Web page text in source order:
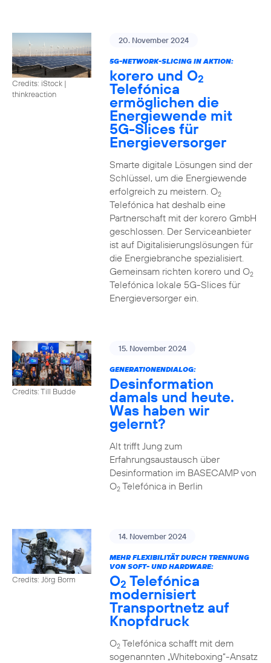
Credits: iStock |
thinkreaction
20. November 2024
5G-NETWORK-SLICING IN AKTION:
korero und O2
Telefónica
ermöglichen die
Energiewende mit
5G-Slices für
Energieversorger
Smarte digitale Lösungen sind der
Schlüssel, um die Energiewende
erfolgreich zu meistern. O2
Telefónica hat deshalb eine
Partnerschaft mit der korero GmbH
geschlossen. Der Serviceanbieter
ist auf Digitalisierungslösungen für
die Energiebranche spezialisiert.
Gemeinsam richten korero und O2
Telefónica lokale 5G-Slices für
Energieversorger ein.
Credits: Till Budde
15. November 2024
GENERATIONENDIALOG:
Desinformation
damals und heute.
Was haben wir
gelernt?
Alt trifft Jung zum
Erfahrungsaustausch über
Desinformation im BASECAMP von
O2Telefónica in Berlin
Credits: Jörg Borm
14. November 2024
MEHR FLEXIBILITÄT DURCH TRENNUNG
VON SOFT- UND HARDWARE:
O2 Telefónica
modernisiert
Transportnetz auf
Knopfdruck
O2Telefónica schafft mit dem
sogenannten „Whiteboxing“-Ansatz